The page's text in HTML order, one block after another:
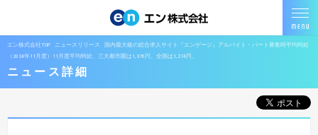
エン株式会社TOP ニュースリリース
国内最大級の総合求人サイト『エンゲージ』アルバイト・パート募集時平均時給
（2024年11月度）11月度平均時給、三大都市圏は1,376円。全国は1,274円。
ニュース詳細